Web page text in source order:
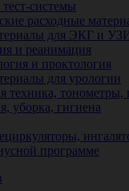
системы
расходные
для ЭКГ и
и реанимация
и проктология
для урологии
техника, тонометры,
уборка, гигиена
программе